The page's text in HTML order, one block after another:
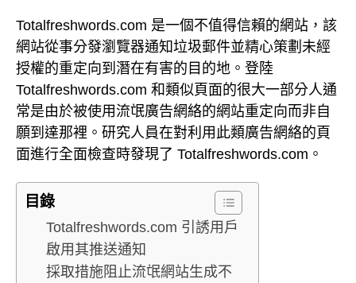
Totalfreshwords.com 是一個不值得信賴的網站，該
網站從事分發瀏覽器通知垃圾郵件並精心策劃未經
授權的重定向到潛在有害的目的地。登陸
Totalfreshwords.com 和類似頁面的很大一部分人通
常是由於被使用流氓廣告網絡的網站重定向而非自
願到達那裡。研究人員在對利用此類廣告網絡的頁
面進行全面檢查時發現了 Totalfreshwords.com。
目錄
Totalfreshwords.com 引誘用戶
啟用其推送通知
採取措施阻止流氓網站生成不